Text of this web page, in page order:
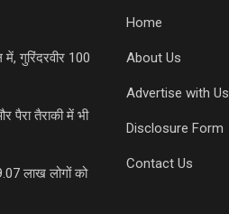
गुरिंदरवीर 100
पैरा तैराकी में भी
लाख लोगों को
Home
About Us
Advertise with Us
Disclosure Form
Contact Us